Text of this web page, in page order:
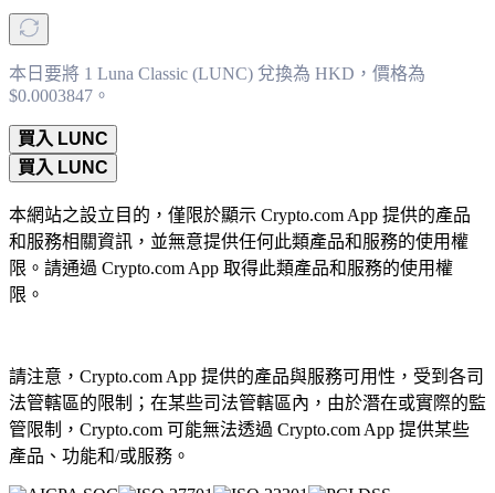
本日要將 1 Luna Classic (LUNC) 兌換為 HKD，價格為
$0.0003847。
買入 LUNC
買入 LUNC
本網站之設立目的，僅限於顯示 Crypto.com App 提供的產品
和服務相關資訊，並無意提供任何此類產品和服務的使用權
限。請通過 Crypto.com App 取得此類產品和服務的使用權
限。
請注意，Crypto.com App 提供的產品與服務可用性，受到各司
法管轄區的限制；在某些司法管轄區內，由於潛在或實際的監
管限制，Crypto.com 可能無法透過 Crypto.com App 提供某些
產品、功能和/或服務。